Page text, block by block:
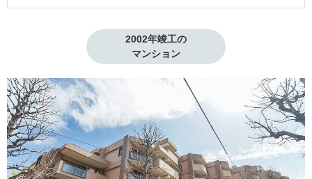
2002年竣工の
マンション